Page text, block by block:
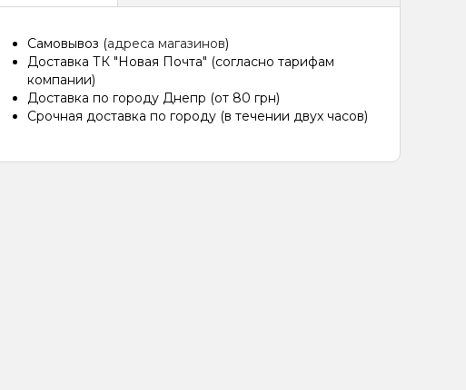
Самовывоз (адреса магазинов)
Доставка ТК "Новая Почта" (согласно тарифам
компании)
Доставка по городу Днепр (от 80 грн)
Срочная доставка по городу (в течении двух часов)